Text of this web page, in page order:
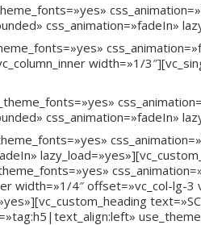
css_animation=»fadeIn»
width=»1/
css_animation=»fadeIn»
width=»1/4″ offset=»vc_col-lg-